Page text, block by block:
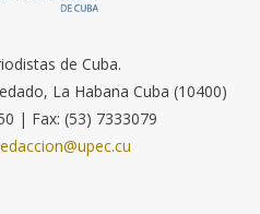
de Cuba.
La Habana Cuba (10400)
| Fax: (53) 7333079